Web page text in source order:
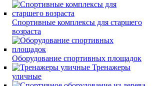
Спортивные комплексы для старшего
возраста
Оборудование спортивных площадок
Тренажеры
уличные